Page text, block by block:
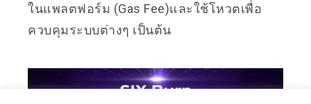
ในแพลตฟอร์ม (Gas Fee)และใช้โหวตเพื่อ
ควบคุมระบบต่างๆ เป็นต้น